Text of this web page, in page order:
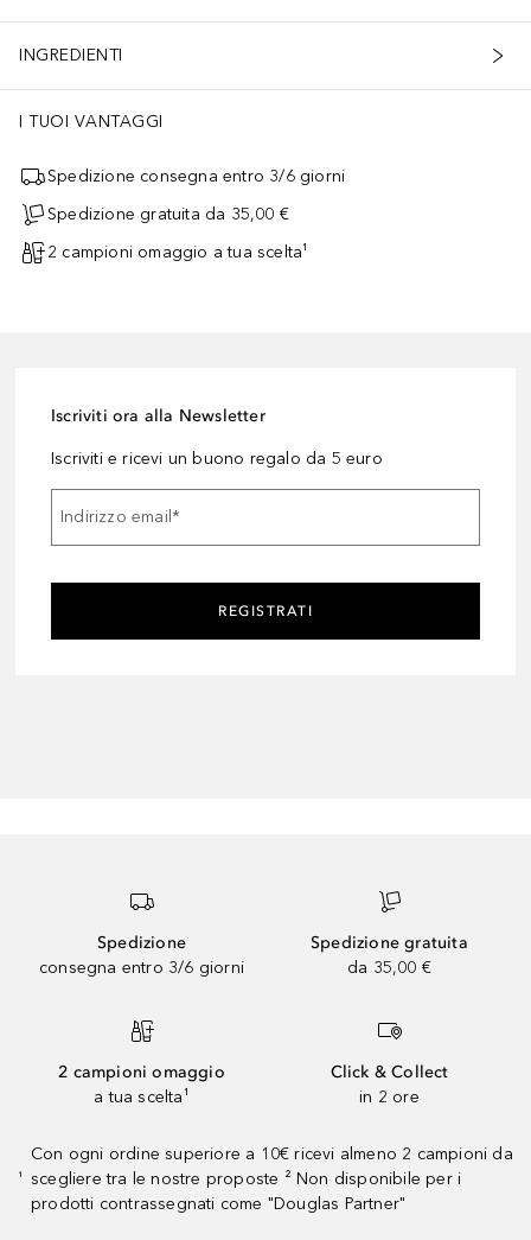
INGREDIENTI
I TUOI VANTAGGI
Spedizione consegna entro 3/6 giorni
Spedizione gratuita da 35,00 €
2 campioni omaggio a tua scelta¹
Iscriviti ora alla Newsletter
Iscriviti e ricevi un buono regalo da 5 euro
Indirizzo email*
REGISTRATI
Spedizione
consegna entro 3/6 giorni
Spedizione gratuita
da 35,00 €
2 campioni omaggio
a tua scelta¹
Click & Collect
in 2 ore
¹
Con ogni ordine superiore a 10€ ricevi almeno 2 campioni da
scegliere tra le nostre proposte ² Non disponibile per i
prodotti contrassegnati come "Douglas Partner"